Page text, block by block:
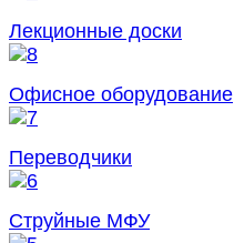
Лекционные доски
Офисное оборудование
Переводчики
Струйные МФУ